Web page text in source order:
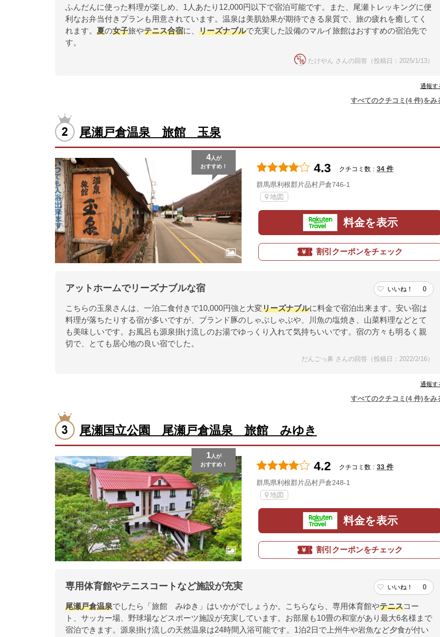
ふんだんに使った料理が楽しめ、1人あたり12,000円以下で宿泊可能です。また、尾瀬トレッキングに便
利なお弁当付きプランも用意されています。温泉は美肌効果が期待できる泉質で、旅の疲れを癒してく
れます。 夏の女子旅やテニス合宿に、 リーズナブルで充実した設備のマルイ旅館はおすすめの宿泊先で
す。
たけやん さんの回答（投稿日：2025/1/13）
通報す
すべてのクチコミ(4 件)をみ
尾瀬戸倉温泉 旅館 玉泉
4人が
おすすめ！
4.3 クチコミ数 : 34 件
群馬県利根郡片品村戸倉746-1
地図
料金を表示
割引クーポンをチェック
アットホームでリーズナブルな宿 いいね！ 0
こちらの玉泉さんは、一泊二食付きで10,000円強と大変リーズナブルに料金で宿泊出来ます。安い宿は
料理が落ちたりする宿が多いですが、ブランド豚のしゃぶしゃぶや、川魚の塩焼き、山菜料理などとて
も美味しいです。お風呂も源泉掛け流しのお湯でゆっくり入れて気持ちいいです。宿の方々も明るく親
切で、とても居心地の良い宿でした。
だんごっ鼻 さんの回答（投稿日：2022/2/16）
通報す
すべてのクチコミ(4 件)をみ
尾瀬国立公園 尾瀬戸倉温泉 旅館 みゆき
1人が
おすすめ！
4.2 クチコミ数 : 33 件
群馬県利根郡片品村戸倉248-1
地図
料金を表示
割引クーポンをチェック
専用体育館やテニスコートなど施設が充実 いいね！ 0
尾瀬戸倉温泉でしたら「旅館 みゆき」はいかがでしょうか。こちらなら、専用体育館やテニスコー
ト、サッカー場、野球場などスポーツ施設が充実しています。お部屋も10畳の和室があり最大6名様まで
宿泊できます。源泉掛け流しの天然温泉は24時間入浴可能です。1泊2日で上州牛や岩魚など夕食が付い